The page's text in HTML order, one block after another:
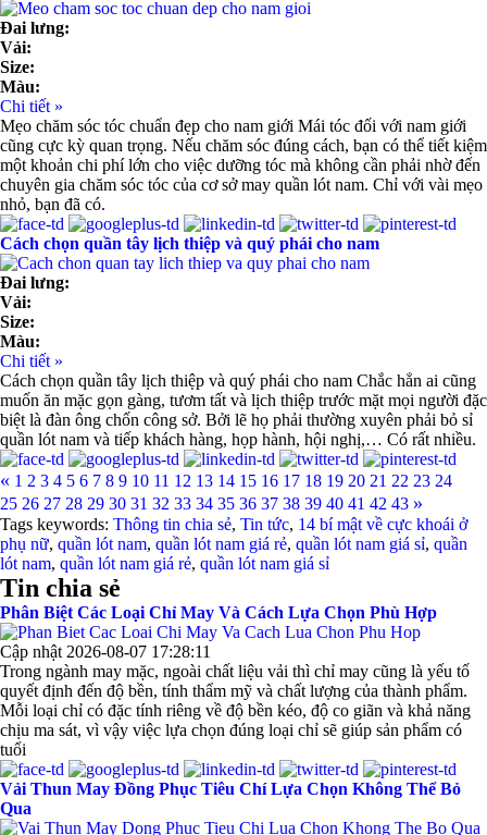
Đai lưng:
Vải:
Size:
Màu:
Chi tiết »
Mẹo chăm sóc tóc chuẩn đẹp cho nam giới Mái tóc đối với nam giới
cũng cực kỳ quan trọng. Nếu chăm sóc đúng cách, bạn có thể tiết kiệm
một khoản chi phí lớn cho việc dưỡng tóc mà không cần phải nhờ đến
chuyên gia chăm sóc tóc của cơ sở may quần lót nam. Chỉ với vài mẹo
nhỏ, bạn đã có.
Cách chọn quần tây lịch thiệp và quý phái cho nam
Đai lưng:
Vải:
Size:
Màu:
Chi tiết »
Cách chọn quần tây lịch thiệp và quý phái cho nam Chắc hẳn ai cũng
muốn ăn mặc gọn gàng, tươm tất và lịch thiệp trước mặt mọi người đặc
biệt là đàn ông chốn công sở. Bởi lẽ họ phải thường xuyên phải bỏ sỉ
quần lót nam và tiếp khách hàng, họp hành, hội nghị,… Có rất nhiều.
« 1 2 3 4 5 6 7 8 9 10 11 12 13 14 15 16 17 18 19 20 21 22 23 24
25 26 27 28 29 30 31 32 33 34 35 36 37 38 39 40 41 42 43 »
Tags keywords: Thông tin chia sẻ, Tin tức, 14 bí mật về cực khoái ở
phụ nữ, quần lót nam, quần lót nam giá rẻ, quần lót nam giá sỉ, quần
lót nam, quần lót nam giá rẻ, quần lót nam giá sỉ
Tin chia sẻ
Phân Biệt Các Loại Chỉ May Và Cách Lựa Chọn Phù Hợp
Cập nhật 2026-08-07 17:28:11
Trong ngành may mặc, ngoài chất liệu vải thì chỉ may cũng là yếu tố
quyết định đến độ bền, tính thẩm mỹ và chất lượng của thành phẩm.
Mỗi loại chỉ có đặc tính riêng về độ bền kéo, độ co giãn và khả năng
chịu ma sát, vì vậy việc lựa chọn đúng loại chỉ sẽ giúp sản phẩm có
tuổi
Vải Thun May Đồng Phục Tiêu Chí Lựa Chọn Không Thể Bỏ
Qua